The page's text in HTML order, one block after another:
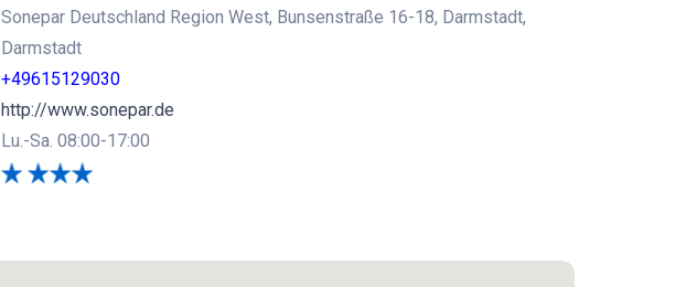
Sonepar Deutschland Region West, Bunsenstraße 16-18, Darmstadt,
Darmstadt
+49615129030
http://www.sonepar.de
Lu.-Sa. 08:00-17:00